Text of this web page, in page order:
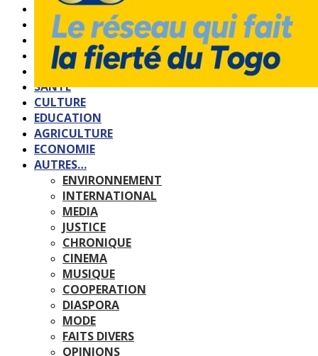
ACCUEIL
QUI SOMMES-NOUS?
POLITIQUE
SOCIETE
SPORTS
SANTE
CULTURE
EDUCATION
AGRICULTURE
ECONOMIE
AUTRES…
ENVIRONNEMENT
INTERNATIONAL
MEDIA
JUSTICE
CHRONIQUE
CINEMA
MUSIQUE
COOPERATION
DIASPORA
MODE
FAITS DIVERS
OPINIONS